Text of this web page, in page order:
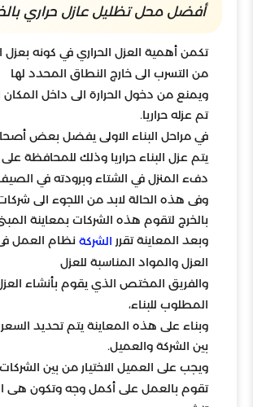
أفضل محل تظليل عازل حراري
تكمن أهمية العزل الحراري في كونه بعزل
من التسرب الى خارج النطاق المحدد لها
ويمنع من دخول الحرارة الى داخل
تم عزله حراريا.
في مراحل البناء الاولى يفضل بعض
يتم عزل البناء حراريا وذلك للمحافظة على
دفء المنزل في الشتاء وبرودته في
وفى هذه الحالة لابد من اللجوء الى
بالخرج لتقوم هذه الشركات بمعاينة
وبعد المعاينة تقرر الشركة نظام العمل فى
العزل والمواد المناسبة للعزل
والفريق المختص الذي يقوم بأنشاء
المطلوب للبناء،
وبناء على هذه المعاينة يتم تحديد
بين الشركة والعميل.
ويجب على العميل الاختيار من بين
تقوم بالعمل على أكمل وجه وتكون هى